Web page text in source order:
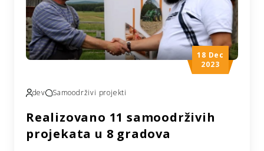
18 Dec
2023
dev Samoodrživi projekti
Realizovano 11 samoodrživih
projekata u 8 gradova